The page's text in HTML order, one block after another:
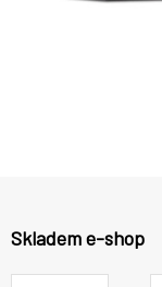
Skladem e-shop